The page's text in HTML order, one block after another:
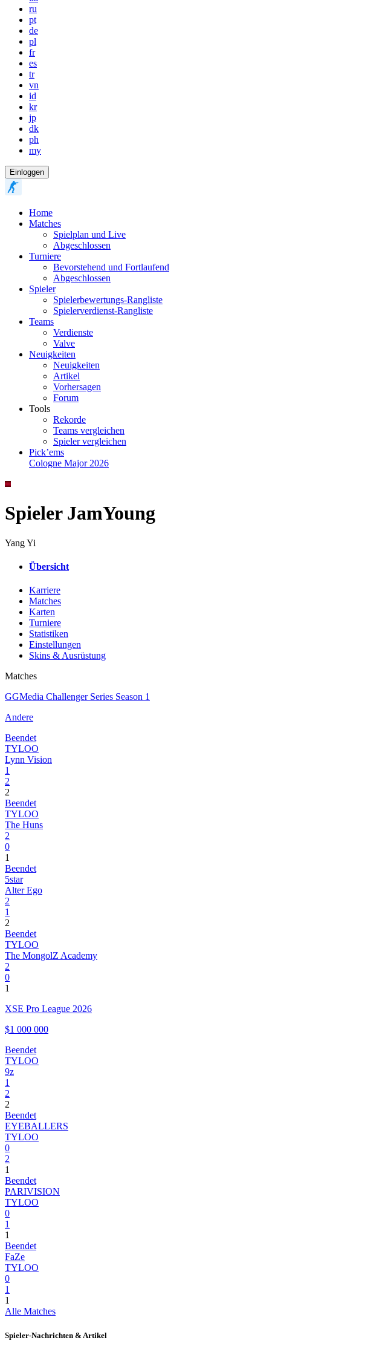
ru
pt
de
pl
fr
es
tr
vn
id
kr
jp
dk
ph
my
Einloggen
Home
Matches
Spielplan und Live
Abgeschlossen
Turniere
Bevorstehend und Fortlaufend
Abgeschlossen
Spieler
Spielerbewertungs-Rangliste
Spielerverdienst-Rangliste
Teams
Verdienste
Valve
Neuigkeiten
Neuigkeiten
Artikel
Vorhersagen
Forum
Tools
Rekorde
Teams vergleichen
Spieler vergleichen
Pick’ems
Cologne Major 2026
Spieler JamYoung
Yang Yi
Übersicht
Karriere
Matches
Karten
Turniere
Statistiken
Einstellungen
Skins & Ausrüstung
Matches
GGMedia Challenger Series Season 1
Andere
Beendet
TYLOO
Lynn Vision
1
2
2
Beendet
TYLOO
The Huns
2
0
1
Beendet
5star
Alter Ego
2
1
2
Beendet
TYLOO
The MongolZ Academy
2
0
1
XSE Pro League 2026
$1 000 000
Beendet
TYLOO
9z
1
2
2
Beendet
EYEBALLERS
TYLOO
0
2
1
Beendet
PARIVISION
TYLOO
0
1
1
Beendet
FaZe
TYLOO
0
1
1
Alle Matches
Spieler-Nachrichten & Artikel